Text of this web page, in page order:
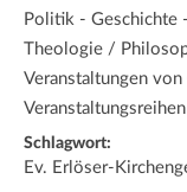
Politik - Geschichte
Theologie /
Veranstaltungen von
Veranstaltungsreihen
Schlagwort:
Ev. Erlöser-